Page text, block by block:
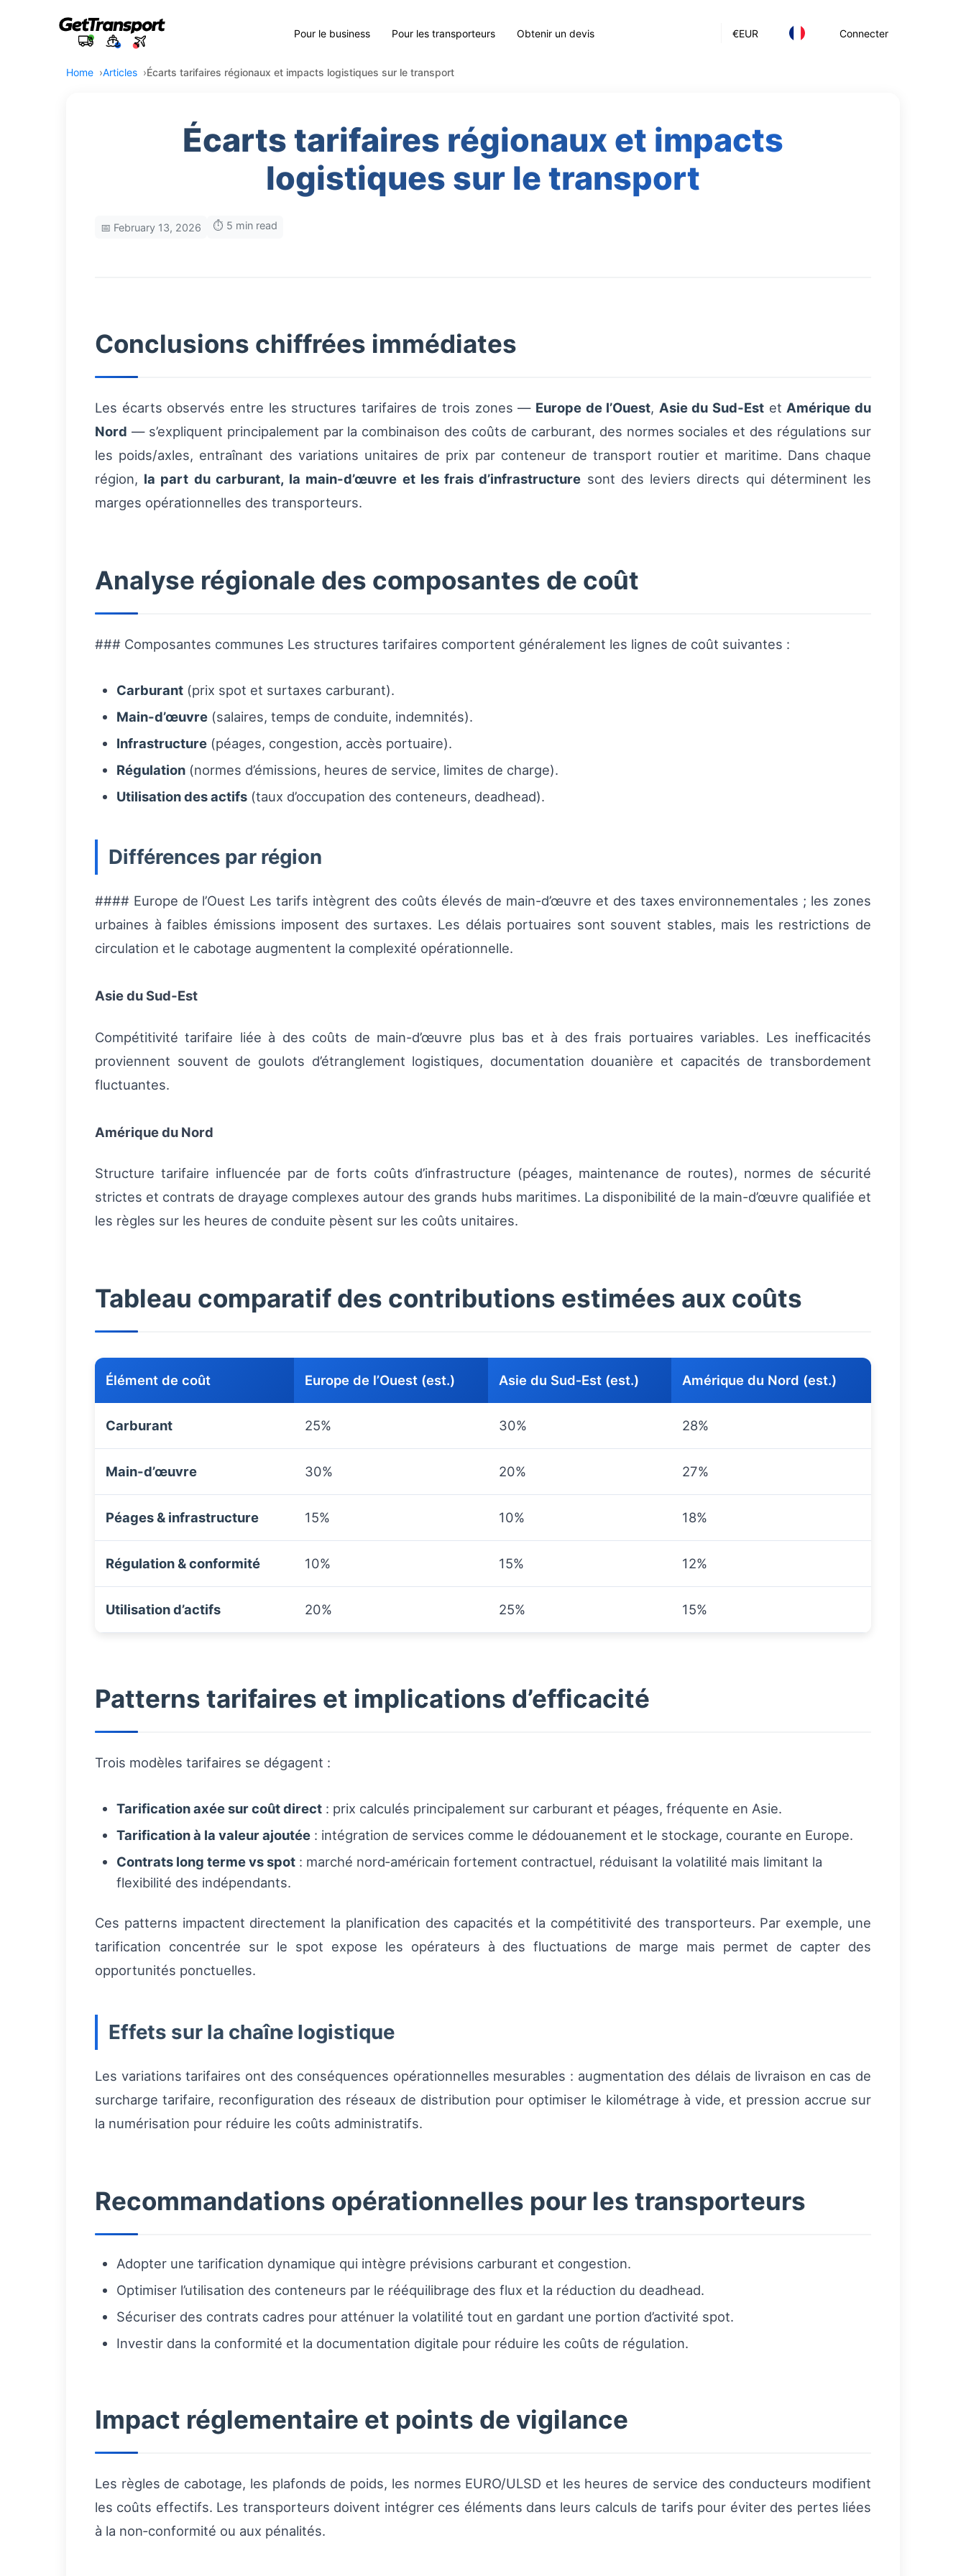
€EUR Connecter
Pour le business Pour les transporteurs Obtenir un devis
Home Articles Écarts tarifaires régionaux et impacts logistiques sur le transport
Écarts tarifaires régionaux et impacts
logistiques sur le transport
📅 February 13, 2026 ⏱️ 5 min read
Conclusions chiffrées immédiates
Les écarts observés entre les structures tarifaires de trois zones — Europe de l’Ouest, Asie du Sud‑Est et Amérique du
Nord — s’expliquent principalement par la combinaison des coûts de carburant, des normes sociales et des régulations sur
les poids/axles, entraînant des variations unitaires de prix par conteneur de transport routier et maritime. Dans chaque
région, la part du carburant, la main-d’œuvre et les frais d’infrastructure sont des leviers directs qui déterminent les
marges opérationnelles des transporteurs.
Analyse régionale des composantes de coût
### Composantes communes Les structures tarifaires comportent généralement les lignes de coût suivantes :
Carburant (prix spot et surtaxes carburant).
Main-d’œuvre (salaires, temps de conduite, indemnités).
Infrastructure (péages, congestion, accès portuaire).
Régulation (normes d’émissions, heures de service, limites de charge).
Utilisation des actifs (taux d’occupation des conteneurs, deadhead).
Différences par région
#### Europe de l’Ouest Les tarifs intègrent des coûts élevés de main-d’œuvre et des taxes environnementales ; les zones
urbaines à faibles émissions imposent des surtaxes. Les délais portuaires sont souvent stables, mais les restrictions de
circulation et le cabotage augmentent la complexité opérationnelle.
Asie du Sud‑Est
Compétitivité tarifaire liée à des coûts de main-d’œuvre plus bas et à des frais portuaires variables. Les inefficacités
proviennent souvent de goulots d’étranglement logistiques, documentation douanière et capacités de transbordement
fluctuantes.
Amérique du Nord
Structure tarifaire influencée par de forts coûts d’infrastructure (péages, maintenance de routes), normes de sécurité
strictes et contrats de drayage complexes autour des grands hubs maritimes. La disponibilité de la main-d’œuvre qualifiée et
les règles sur les heures de conduite pèsent sur les coûts unitaires.
Tableau comparatif des contributions estimées aux coûts
Élément de coût Europe de l’Ouest (est.) Asie du Sud‑Est (est.) Amérique du Nord (est.)
Carburant 25% 30% 28%
Main-d’œuvre 30% 20% 27%
Péages & infrastructure 15% 10% 18%
Régulation & conformité 10% 15% 12%
Utilisation d’actifs 20% 25% 15%
Patterns tarifaires et implications d’efficacité
Trois modèles tarifaires se dégagent :
Tarification axée sur coût direct : prix calculés principalement sur carburant et péages, fréquente en Asie.
Tarification à la valeur ajoutée : intégration de services comme le dédouanement et le stockage, courante en Europe.
Contrats long terme vs spot : marché nord‑américain fortement contractuel, réduisant la volatilité mais limitant la
flexibilité des indépendants.
Ces patterns impactent directement la planification des capacités et la compétitivité des transporteurs. Par exemple, une
tarification concentrée sur le spot expose les opérateurs à des fluctuations de marge mais permet de capter des
opportunités ponctuelles.
Effets sur la chaîne logistique
Les variations tarifaires ont des conséquences opérationnelles mesurables : augmentation des délais de livraison en cas de
surcharge tarifaire, reconfiguration des réseaux de distribution pour optimiser le kilométrage à vide, et pression accrue sur
la numérisation pour réduire les coûts administratifs.
Recommandations opérationnelles pour les transporteurs
Adopter une tarification dynamique qui intègre prévisions carburant et congestion.
Optimiser l’utilisation des conteneurs par le rééquilibrage des flux et la réduction du deadhead.
Sécuriser des contrats cadres pour atténuer la volatilité tout en gardant une portion d’activité spot.
Investir dans la conformité et la documentation digitale pour réduire les coûts de régulation.
Impact réglementaire et points de vigilance
Les règles de cabotage, les plafonds de poids, les normes EURO/ULSD et les heures de service des conducteurs modifient
les coûts effectifs. Les transporteurs doivent intégrer ces éléments dans leurs calculs de tarifs pour éviter des pertes liées
à la non‑conformité ou aux pénalités.